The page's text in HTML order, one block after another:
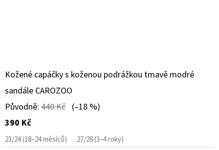
Kožené capáčky s koženou podrážkou tmavě modré
sandále CAROZOO
Původně: 440 Kč (–18 %)
390 Kč
23/24 (18–24 měsíců) 27/28 (3–4 roky)